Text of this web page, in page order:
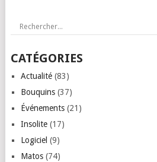
CATÉGORIES
Actualité(83)
Bouquins(37)
Événements(21)
Insolite(17)
Logiciel (9)
Matos(74)